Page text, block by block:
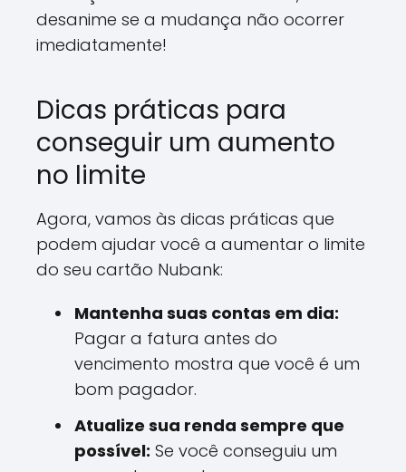
desanime se a mudança não ocorrer
imediatamente!
Dicas práticas para
conseguir um aumento
no limite
Agora, vamos às dicas práticas que
podem ajudar você a aumentar o limite
do seu cartão Nubank:
Mantenha suas contas em dia:
Pagar a fatura antes do
vencimento mostra que você é um
bom pagador.
Atualize sua renda sempre que
possível: Se você conseguiu um